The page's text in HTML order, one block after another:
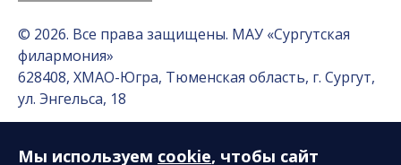
© 2026. Все права защищены. МАУ «Сургутская
филармония»
628408, ХМАО-Югра, Тюменская область, г. Сургут,
ул. Энгельса, 18
Разработка сайта — Интернет-лаборатория
Мы используем cookie, чтобы сайт